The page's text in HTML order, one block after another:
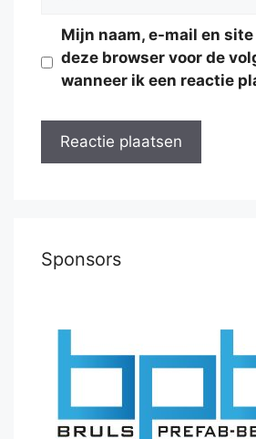
Mijn naam, e-mail en
deze browser voor de
wanneer ik een reactie
Sponsors